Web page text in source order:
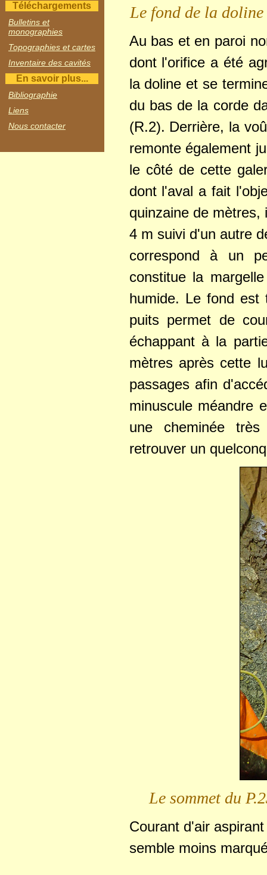
Téléchargements
Bulletins et
monographies
Topographies et cartes
Inventaire des cavités
En savoir plus...
Bibliographie
Liens
Nous contacter
Le fond de la
Au bas et en paroi
dont l'orifice a été
la doline et se
du bas de la corde
(R.2). Derrière, la
remonte également
le côté de cette
dont l'aval a fait
quinzaine de
4 m suivi d'un autre
correspond à un
constitue la
humide. Le fond est
puits permet de
échappant à la
mètres après cette
passages afin
minuscule méandre
une cheminée
retrouver un
Le sommet du
Courant d'air
semble moins